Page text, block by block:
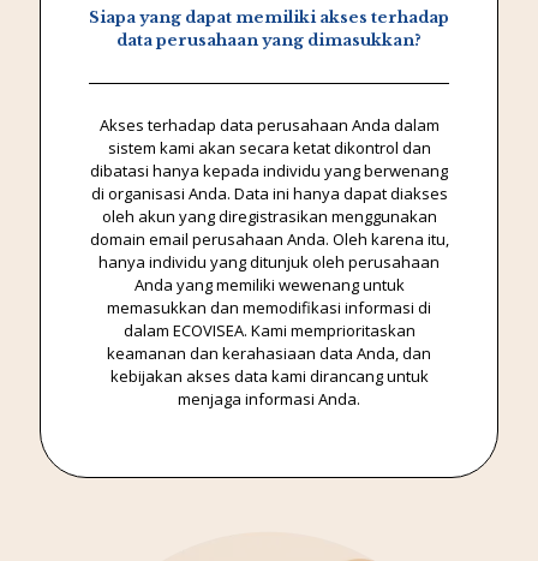
Siapa yang dapat memiliki akses terhadap
data perusahaan yang dimasukkan?
Akses terhadap data perusahaan Anda dalam
sistem kami akan secara ketat dikontrol dan
dibatasi hanya kepada individu yang berwenang
di organisasi Anda. Data ini hanya dapat diakses
oleh akun yang diregistrasikan menggunakan
domain email perusahaan Anda. Oleh karena itu,
hanya individu yang ditunjuk oleh perusahaan
Anda yang memiliki wewenang untuk
memasukkan dan memodifikasi informasi di
dalam ECOVISEA. Kami memprioritaskan
keamanan dan kerahasiaan data Anda, dan
kebijakan akses data kami dirancang untuk
menjaga informasi Anda.